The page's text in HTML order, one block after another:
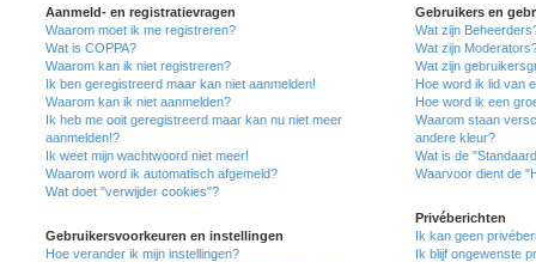
Aanmeld- en registratievragen
Waarom moet ik me registreren?
Wat is COPPA?
Waarom kan ik niet registreren?
Ik ben geregistreerd maar kan niet aanmelden!
Waarom kan ik niet aanmelden?
Ik heb me ooit geregistreerd maar kan nu niet meer
aanmelden!?
Ik weet mijn wachtwoord niet meer!
Waarom word ik automatisch afgemeld?
Wat doet "verwijder cookies"?
Gebruikersvoorkeuren en instellingen
Hoe verander ik mijn instellingen?
Gebruikers en
Wat zijn
Wat zijn
Wat zijn
Hoe word ik lid van
Hoe word ik een
Waarom staan
andere kleur?
Wat is de
Waarvoor dient de
Privéberichten
Ik kan geen
Ik blijf ongewenste